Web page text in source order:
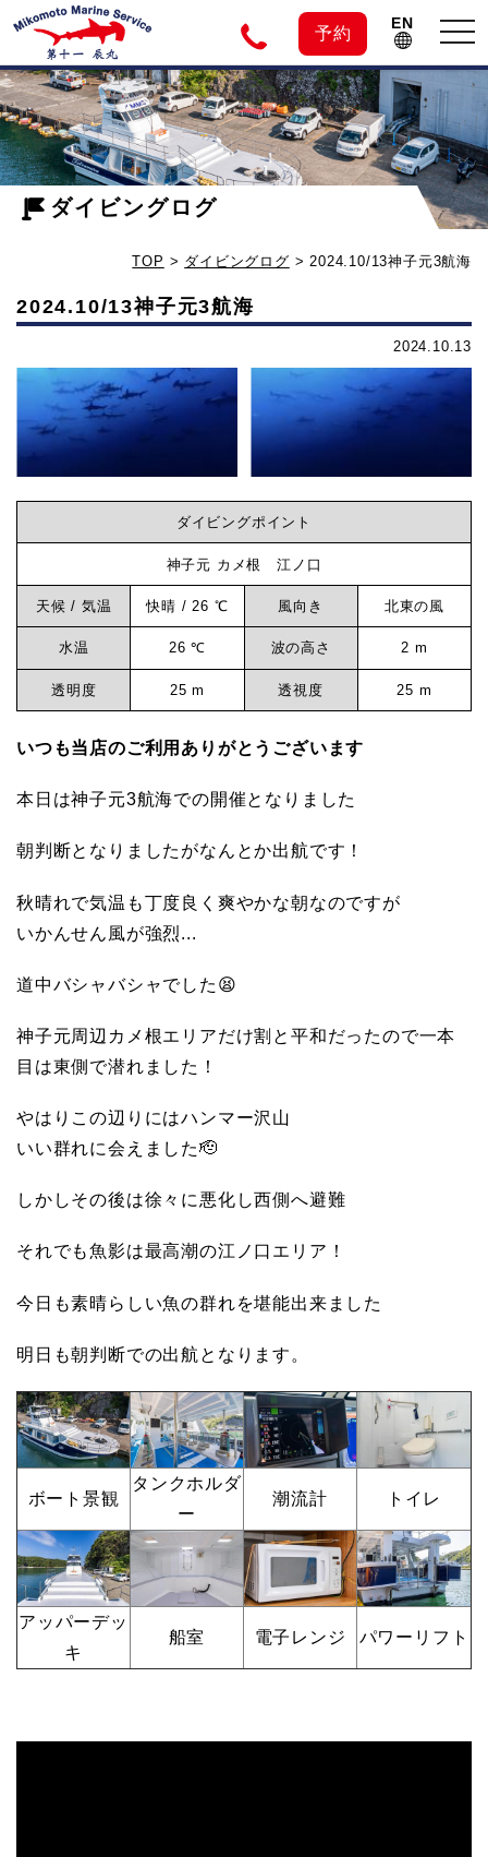
予約
EN
神
子
元
ダ
イ
ビ
ン
グ
な
ら
子
マ
リ
ン
サ
ビ
ス
2024.10/13
神
子
海
ダ
ビ
ン
グ
子
ダイビングログ
TOP > ダイビングログ >2024.10/13神子元3航海
2024.10/13神子元3航海
2024.10.13
ダイビングポイント
神子元 カメ根 江ノ口
天候 / 気温 快晴 / 26 ℃ 風向き 北東の風
水温 26 ℃ 波の高さ 2 m
透明度 25 m 透視度 25 m
いつも当店のご利用ありがとうございます
本日は神子元3航海での開催となりました
朝判断となりましたがなんとか出航です！
秋晴れで気温も丁度良く爽やかな朝なのですが
いかんせん風が強烈...
道中バシャバシャでした😫
神子元周辺カメ根エリアだけ割と平和だったので一本
目は東側で潜れました！
やはりこの辺りにはハンマー沢山
いい群れに会えました🫡
しかしその後は徐々に悪化し西側へ避難
それでも魚影は最高潮の江ノ口エリア！
今日も素晴らしい魚の群れを堪能出来ました
明日も朝判断での出航となります。
ボート景観
タンクホルダ
ー
潮流計 トイレ
アッパーデッ
キ
船室 電子レンジ パワーリフト